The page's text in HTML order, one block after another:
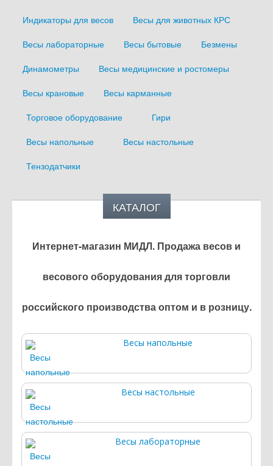
Индикаторы для весов Весы для животных КРС
Весы лабораторные Весы бытовые Безмены
Динамометры Весы медицинские и ростомеры
Весы крановые Весы карманные
Торговое оборудование Гири
Весы напольные Весы настольные
Тензодатчики
КАТАЛОГ
Интернет-магазин МИДЛ. Продажа весов и
весового оборудования для торговли
российского производства оптом и в розницу.
Весы напольные
Весы настольные
Весы лабораторные